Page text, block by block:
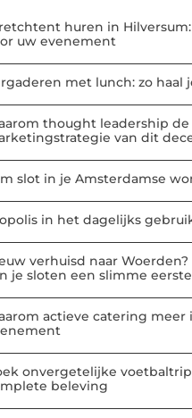
huren in
uw evenement
met lunch: zo
thought leadership
van dit
slot in je Amsterdamse
in het dagelijks
verhuisd naar
je sloten een slimme
actieve catering
onvergetelijke
beleving